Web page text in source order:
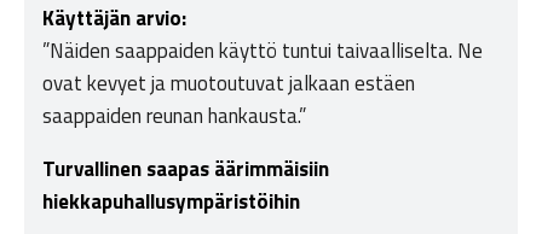
Käyttäjän arvio:
”Näiden saappaiden käyttö tuntui taivaalliselta. Ne
ovat kevyet ja muotoutuvat jalkaan estäen
saappaiden reunan hankausta.”
Turvallinen saapas äärimmäisiin
hiekkapuhallusympäristöihin